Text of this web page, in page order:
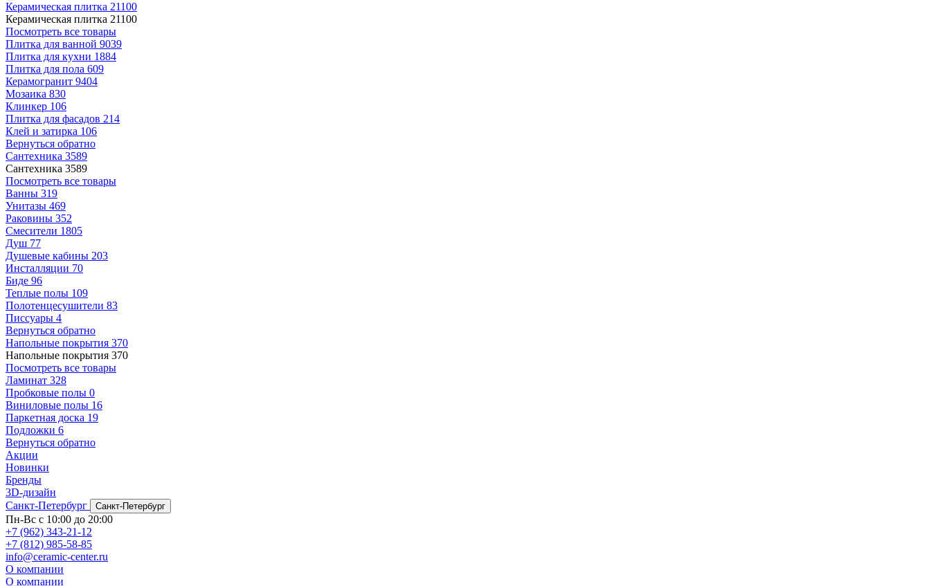
Керамическая плитка 21100
Керамическая плитка 21100
Посмотреть все товары
Плитка для ванной 9039
Плитка для кухни 1884
Плитка для пола 609
Керамогранит 9404
Мозаика 830
Клинкер 106
Плитка для фасадов 214
Клей и затирка 106
Вернуться обратно
Сантехника 3589
Сантехника 3589
Посмотреть все товары
Ванны 319
Унитазы 469
Раковины 352
Смесители 1805
Душ 77
Душевые кабины 203
Инсталляции 70
Биде 96
Теплые полы 109
Полотенцесушители 83
Писсуары 4
Вернуться обратно
Напольные покрытия 370
Напольные покрытия 370
Посмотреть все товары
Ламинат 328
Пробковые полы 0
Виниловые полы 16
Паркетная доска 19
Подложки 6
Вернуться обратно
Акции
Новинки
Бренды
3D-дизайн
Санкт-Петербург
Санкт-Петербург
Пн-Вс с 10:00 до 20:00
+7 (962) 343-21-12
+7 (812) 985-58-85
info@ceramic-center.ru
О компании
О компании